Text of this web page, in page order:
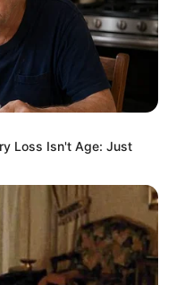
Loss Isn't Age: Just